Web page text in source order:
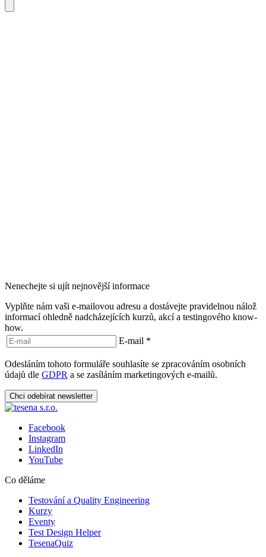
Nenechejte si ujít nejnovější informace
Vyplňte nám vaši e-mailovou adresu a dostávejte pravidelnou nálož
informací ohledně nadcházejících kurzů, akcí a testingového know-
how.
E-mail *
Odesláním tohoto formuláře souhlasíte se zpracováním osobních
údajů dle GDPR a se zasíláním marketingových e-mailů.
Chci odebírat newsletter
Facebook
Instagram
LinkedIn
YouTube
Co děláme
Testování a Quality Engineering
Kurzy
Eventy
Test Design Helper
TesenaQuiz